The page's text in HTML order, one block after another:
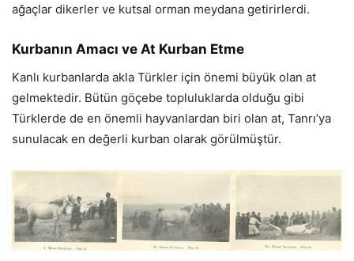
ağaçlar dikerler ve kutsal orman meydana getirirlerdi.
Kurbanın Amacı ve At Kurban Etme
Kanlı kurbanlarda akla Türkler için önemi büyük olan at
gelmektedir. Bütün göçebe topluluklarda olduğu gibi
Türklerde de en önemli hayvanlardan biri olan at, Tanrı’ya
sunulacak en değerli kurban olarak görülmüştür.